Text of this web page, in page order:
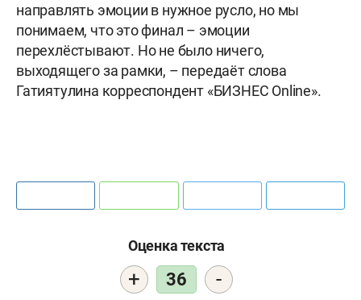
направлять эмоции в нужное русло, но мы
понимаем, что это финал – эмоции
перехлёстывают. Но не было ничего,
выходящего за рамки, – передаёт слова
Гатиятулина корреспондент «БИЗНЕС Online».
Оценка текста
+ 36 -